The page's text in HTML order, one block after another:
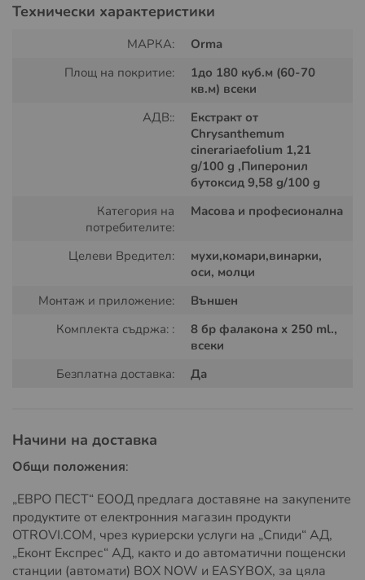
вредители, като същевременно оптимизирате
големи домакинства и вили, така и за натоварени
търговски обекти, където поддържането на среда без
насекоми е задължително изискване.
Пълен спектър на действие:
Безмилостен към вредителите
DISTAIR Sе официално сертифициран инсектицид с
Разрешение номер 3500-2 от 29.11.2024 г.на
Министерството на здравеопазването. Продуктът е
Технически характеристики
МАРКА:
Orma
Площ на покритие:
1до 180 куб.м (60-70
кв.м) всеки
АДВ::
Екстракт от
Chrysanthemum
cinerariaefolium 1,21
g/100 g ,Пиперонил
бутоксид 9,58 g/100 g
Категория на
потребителите:
Масова и професионална
Целеви Вредител:
мухи,комари,винарки,
оси, молци
Монтаж и приложение:
Външен
Комплекта съдржа: :
8 бр фалакона x 250 ml.,
всеки
Безплатна доставка:
Да
Начини на доставка
Общи положения:
„ЕВРО ПЕСТ“ ЕООД предлага доставяне на закупените
продуктите от електронния магазин продукти
OTROVI.COM, чрез куриерски услуги на „Спиди“ АД,
„Еконт Експрес“ АД, както и до автоматични пощенски
станции (автомати) BOX NOW и EASYBOX, за цяла